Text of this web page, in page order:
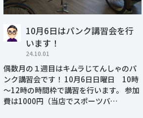
10月6日はパンク講習会を行
います！
24.10.01
偶数月の１週目はキムラじてんしゃのパ
ンク講習会です！ 10月6日日曜日 10時
～12時の時間枠で講習を行います。 参加
費は1000円（当店でスポーツバ…